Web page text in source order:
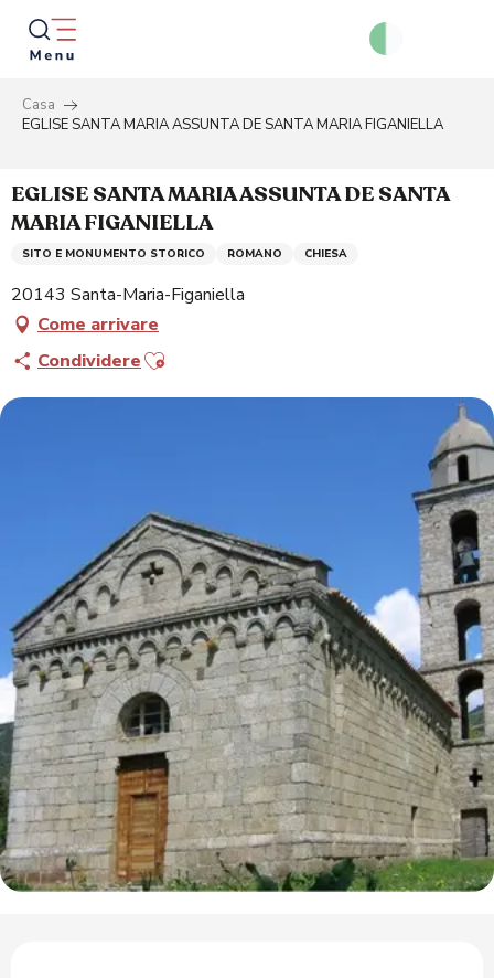
Aller
contenu
principal
Casa
EGLISE SANTA MARIA ASSUNTA DE SANTA MARIA FIGANIELLA
EGLISE SANTA MARIA ASSUNTA DE SANTA
MARIA FIGANIELLA
SITO E MONUMENTO STORICO ROMANO CHIESA
20143 Santa-Maria-Figaniella
Come arrivare
CondividereAjouter aux favoris